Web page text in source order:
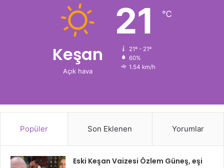
Keşan
Açık hava
21 ℃
21º - 21º
60%
1.54 km/h
Popüler Son Eklenen Yorumlar
Eski Keşan Vaizesi Özlem Güneş, eşi